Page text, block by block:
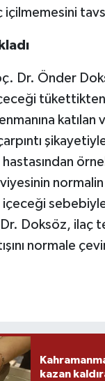
içilmemesini
Dr. Önder
katılan
normalin
içeceği
Doksöz, ilaç
normale
kazan